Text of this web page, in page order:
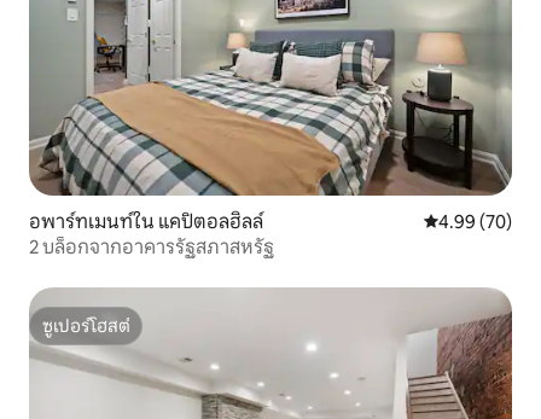
อพาร์ทเมนท์ใน แคปิตอลฮิลล์ คะแนนเฉลี่ย
4.99 (70)
2 บล็อกจากอาคารรัฐสภาสหรัฐ
ซูเปอร์โฮสต์
ซูเปอร์โฮสต์